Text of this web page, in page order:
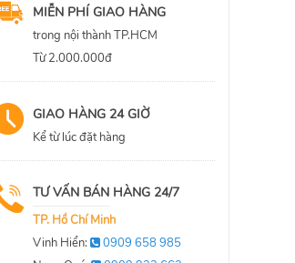
MIỄN PHÍ GIAO HÀNG
trong nội thành TP.HCM
Từ 2.000.000đ
GIAO HÀNG 24 GIỜ
Kể từ lúc đặt hàng
TƯ VẤN BÁN HÀNG 24/7
TP. Hồ Chí Minh
Vinh Hiển:
0909 658 985